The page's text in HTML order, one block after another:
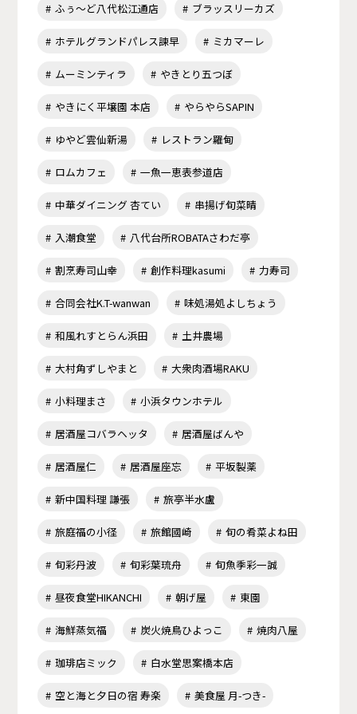
ふぅ～ど八代松江通店 ブラッスリーカズ
ホテルグランドパレス諫早 ミカマーレ
ムーミンティラ やきとり五つぼ
やきにく平壌園 本店 やらやらSAPIN
ゆやど雲仙新湯 レストラン羅甸
ロムカフェ 一魚一恵表参道店
中華ダイニング 杏てい 串揚げ旬菜晴
入潮食堂 八代台所ROBATAさわだ亭
割烹寿司山幸 創作料理kasumi 力寿司
合同会社K.T-wanwan 味処湯処よしちょう
和風れすとらん浜田 土井農場
大村角ずしやまと 大衆肉酒場RAKU
小料理まさ 小浜タウンホテル
居酒屋コバラヘッタ 居酒屋ばんや
居酒屋仁 居酒屋座忘 平坂製薬
新中国料理 謙張 旅亭半水盧
旅庭福の小径 旅館國崎 旬の肴菜よね田
旬彩丹波 旬彩葉琉舟 旬魚季彩一誠
昼夜食堂HIKANCHI 朝げ屋 東園
海鮮蒸気福 炭火焼鳥ひよっこ 焼肉八屋
珈琲店ミック 白水堂思案橋本店
空と海と夕日の宿 寿楽 美食屋 月-つき-